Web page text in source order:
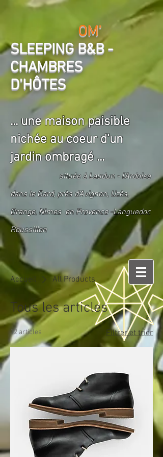
OM'
SLEEPING B&B -
CHAMBRES
D'HÔTES
... une maison paisible
nichée au coeur d'un
jardin ombragé ...
située à Laudun - l'Ardoise
dans le Gard, près d'Avignon, Uzès,
Orange, Nimes en Provence -Languedoc
Roussillon
Accueil All Products
Tous les articles
12 articles Filtrer et trier